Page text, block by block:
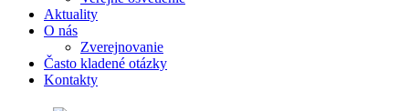
Aktuality
O nás
Zverejnovanie
Často kladené otázky
Kontakty